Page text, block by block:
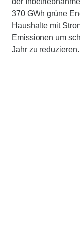
370 GWh grüne
Haushalte mit
Emissionen um
Jahr zu reduzieren.